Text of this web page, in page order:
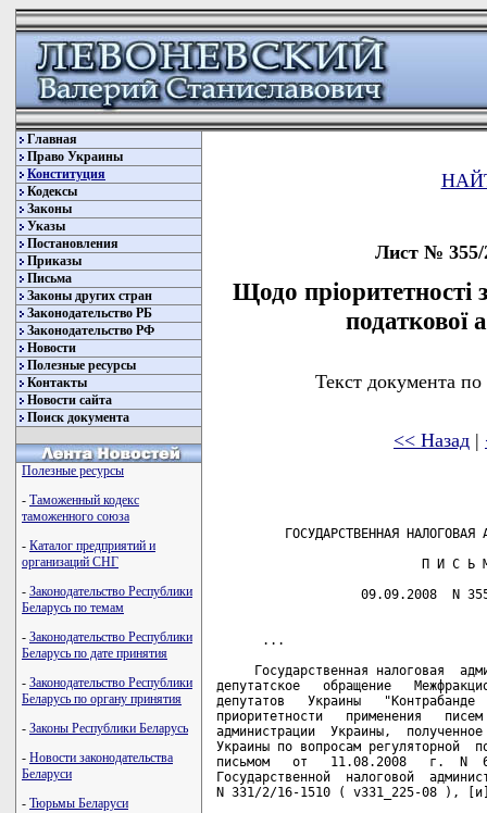
Главная
Право Украины
Конституция
Кодексы
Законы
Указы
Постановления
Приказы
Письма
Законы других стран
Законодательство РБ
Законодательство РФ
Новости
Полезные ресурсы
Контакты
Новости сайта
Поиск документа
Полезные ресурсы
- Таможенный кодекс
таможенного союза
- Каталог предприятий и
организаций СНГ
- Законодательство Республики
Беларусь по темам
- Законодательство Республики
Беларусь по дате принятия
- Законодательство Республики
Беларусь по органу принятия
- Законы Республики Беларусь
- Новости законодательства
Беларуси
- Тюрьмы Беларуси
Лист № 355/
Щодо пріоритетності
податкової
Текст документа
<< Назад |
ГОСУДАРСТВЕННАЯ НАЛОГОВАЯ
П И С Ь
09.09.2008  N
      ...
Государственная налоговая
депутатское   обращение
депутатов   Украины
приоритетности   применения
администрации  Украины,
Украины по вопросам регуляторной
письмом   от   11.08.2008   г.  N
Государственной  налоговой
N 331/2/16-1510 ( v331_225-08 ),